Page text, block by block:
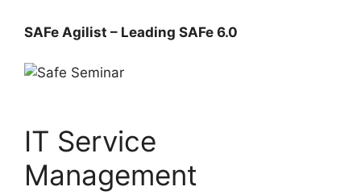
SAFe Agilist – Leading SAFe 6.0
IT Service
Management